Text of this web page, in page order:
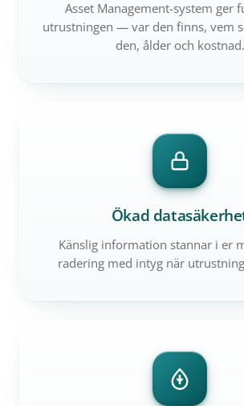
Asset Management-system ger
utrustningen — var den finns, vem
den, ålder och kostnad.
Ökad
Känslig information stannar i er
radering med intyg när